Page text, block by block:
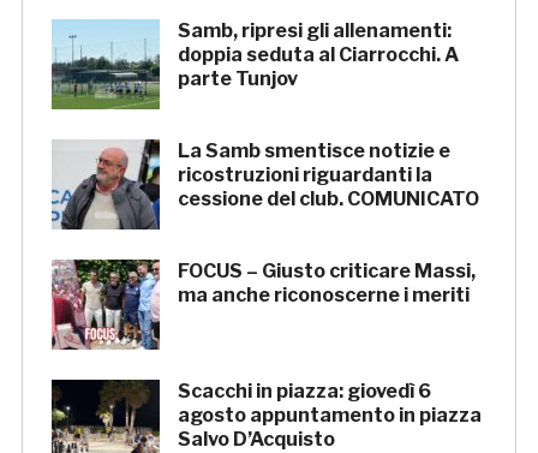
Samb, ripresi gli allenamenti:
doppia seduta al Ciarrocchi. A
parte Tunjov
La Samb smentisce notizie e
ricostruzioni riguardanti la
cessione del club. COMUNICATO
FOCUS – Giusto criticare Massi,
ma anche riconoscerne i meriti
Scacchi in piazza: giovedì 6
agosto appuntamento in piazza
Salvo D’Acquisto